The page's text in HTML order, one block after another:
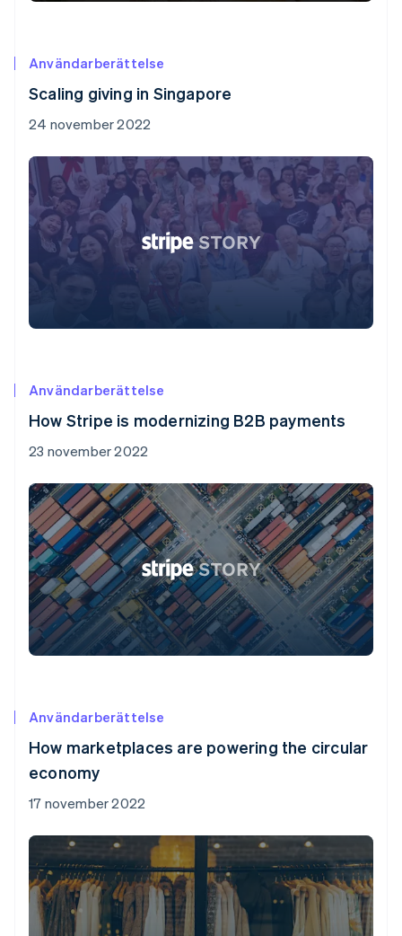
Användarberättelse
Scaling giving in Singapore
24 november 2022
Användarberättelse
How Stripe is modernizing B2B payments
23 november 2022
Användarberättelse
How marketplaces are powering the circular
economy
17 november 2022